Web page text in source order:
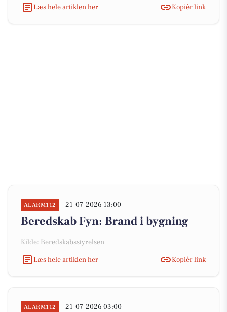
Læs hele artiklen her
Kopiér link
ALARM112 21-07-2026 13:00
Beredskab Fyn: Brand i bygning
Kilde: Beredskabsstyrelsen
Læs hele artiklen her
Kopiér link
ALARM112 21-07-2026 03:00